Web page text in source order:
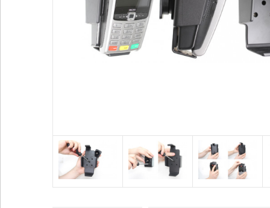
Adaptateurs allume-cigare
Batteries externes
Cables audio
Voir plus
Coque / Etui /
Sport
Accessoires GPS
Voir plus
SUPPORTS HONEYWELL
SUPPORTS ZEBRA